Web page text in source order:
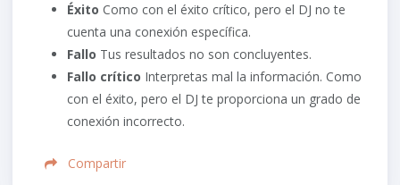
Éxito Como con el éxito crítico, pero el DJ no te
cuenta una conexión específica.
Fallo Tus resultados no son concluyentes.
Fallo crítico Interpretas mal la información. Como
con el éxito, pero el DJ te proporciona un grado de
conexión incorrecto.
Compartir